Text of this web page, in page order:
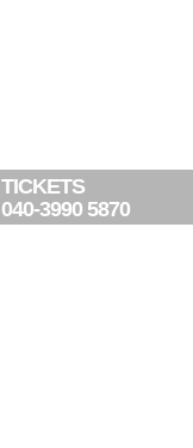
TICKETS
040-3990 5870